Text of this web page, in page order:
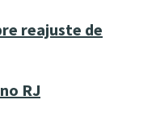
reajuste de
RJ